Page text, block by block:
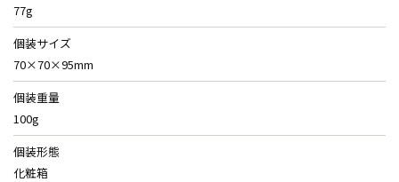
77g
個装サイズ
70×70×95mm
個装重量
100g
個装形態
化粧箱